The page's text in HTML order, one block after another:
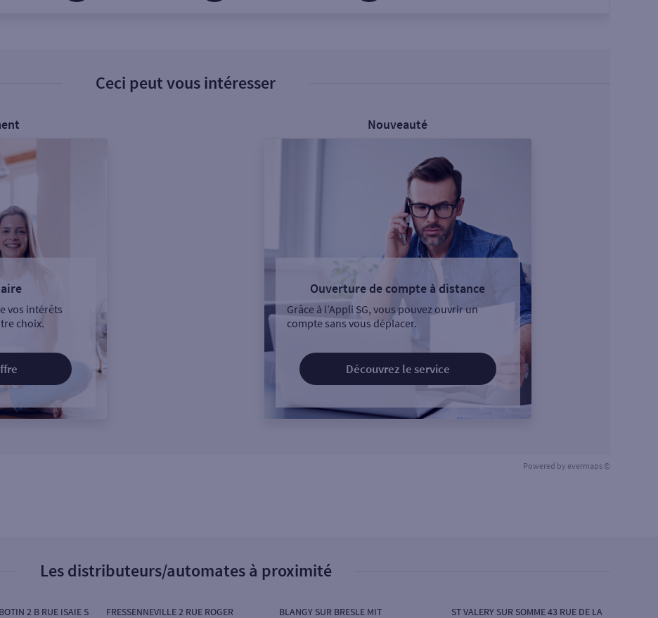
Ceci peut vous intéresser
vos intérêts
choix.
Nouveauté
Ouverture de compte à distance
Grâce à l’Appli SG, vous pouvez ouvrir un
compte sans vous déplacer.
Découvrez le service
Powered by evermaps ©
Les distributeurs/automates à proximité
2 B RUE ISAIE S FRESSENNEVILLE 2 RUE ROGER BLANGY SUR BRESLE MIT ST VALERY SUR SOMME 43 RUE DE LA